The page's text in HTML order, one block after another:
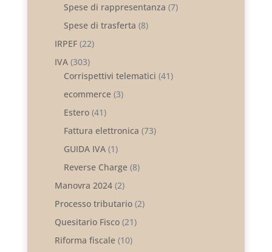
Spese di rappresentanza (7)
Spese di trasferta (8)
IRPEF(22)
IVA(303)
Corrispettivi telematici (41)
ecommerce(3)
Estero(41)
Fattura elettronica (73)
GUIDA IVA(1)
Reverse Charge(8)
Manovra 2024(2)
Processo tributario(2)
Quesitario Fisco(21)
Riforma fiscale(10)